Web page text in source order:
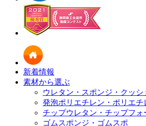
新着情報
素材から選ぶ
ウレタン・スポンジ・クッシ
発泡ポリエチレン・ポリエチ
チップウレタン・チップフォ
ゴムスポンジ・ゴムスポ